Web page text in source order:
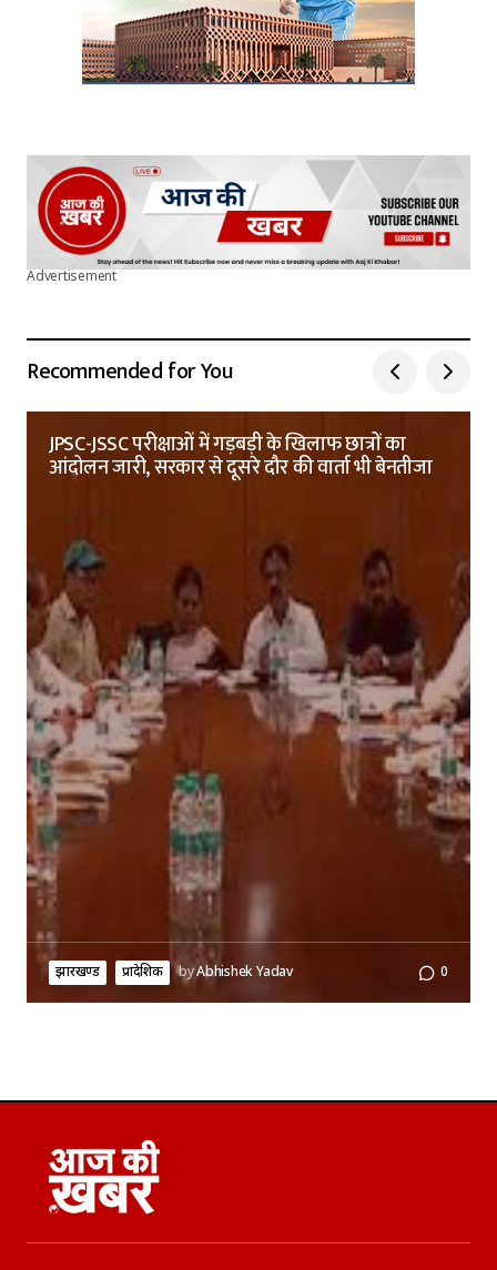
Advertisement
Recommended for You
JPSC-JSSC परीक्षाओं में गड़बड़ी के खिलाफ छात्रों का
आंदोलन जारी, सरकार से दूसरे दौर की वार्ता भी बेनतीजा
झारखण्ड प्रादेशिक byAbhishek Yadav 0